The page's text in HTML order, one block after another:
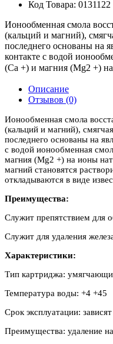
Код Товара: 0131122
Ионообменная смола
(кальций и магний),
последнего основаны на
контакте с водой
(Ca +) и магния (Mg2 +)
Описание
Отзывов (0)
Ионообменная смола
(кальций и магний),
последнего основаны на
с водой ионообменная
магния (Mg2 +) на ионы
магний становятся
откладываются в виде
Преимущества:
Служит препятствием для
Служит для удаления
Характеристики:
Тип картриджа:
Температура воды: +4 +45
Срок эксплуатации:
Преимущества: удаление